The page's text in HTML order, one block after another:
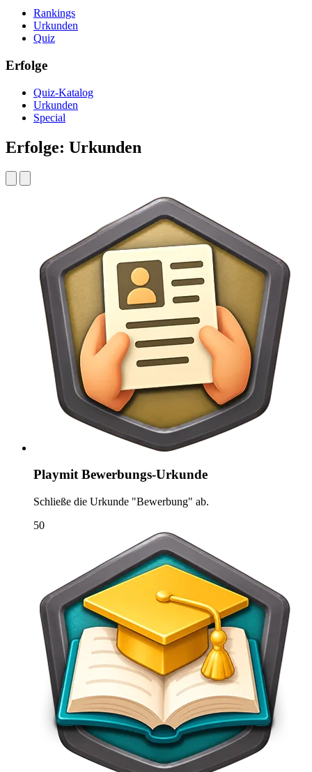
Rankings
Urkunden
Quiz
Erfolge
Quiz-Katalog
Urkunden
Special
Erfolge: Urkunden
Playmit Bewerbungs-Urkunde
Schließe die Urkunde "Bewerbung" ab.
50